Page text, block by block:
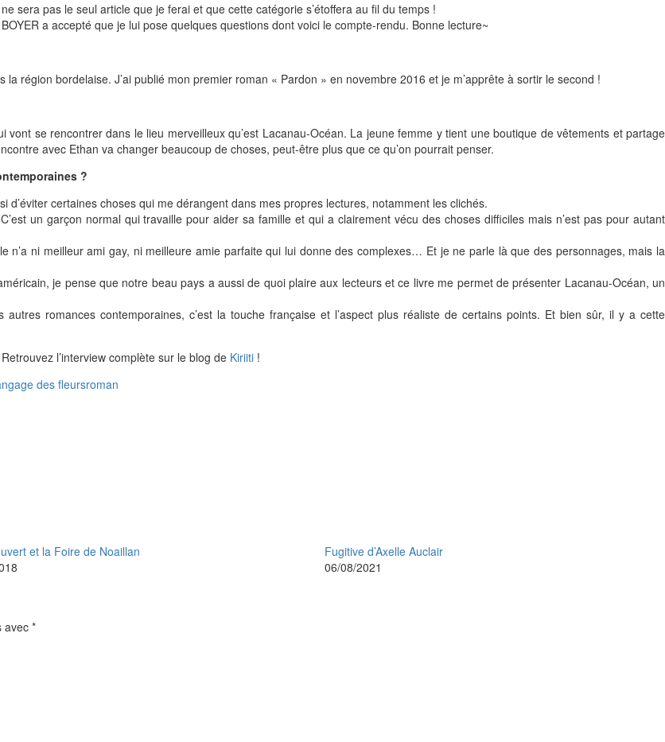
sera pas le seul article que je ferai et que cette catégorie s’étoffera au fil du temps !
a accepté que je lui pose quelques questions dont voici le compte-rendu. Bonne lecture~
région bordelaise. J’ai publié mon premier roman « Pardon » en novembre 2016 et je m’apprête à sortir le second !
vont se rencontrer dans le lieu merveilleux qu’est Lacanau-Océan. La jeune femme y tient une boutique de vêtements et partage
avec Ethan va changer beaucoup de choses, peut-être plus que ce qu’on pourrait penser.
?
d’éviter certaines choses qui me dérangent dans mes propres lectures, notamment les clichés.
un garçon normal qui travaille pour aider sa famille et qui a clairement vécu des choses difficiles mais n’est pas pour autant
n’a ni meilleur ami gay, ni meilleure amie parfaite qui lui donne des complexes… Et je ne parle là que des personnages, mais la
je pense que notre beau pays a aussi de quoi plaire aux lecteurs et ce livre me permet de présenter Lacanau-Océan, un
romances contemporaines, c’est la touche française et l’aspect plus réaliste de certains points. Et bien sûr, il y a cette
Retrouvez l’interview complète sur le blog de Kiriiti!
des fleursroman
et la Foire de Noaillan
Fugitive d’Axelle Auclair
06/08/2021
avec*